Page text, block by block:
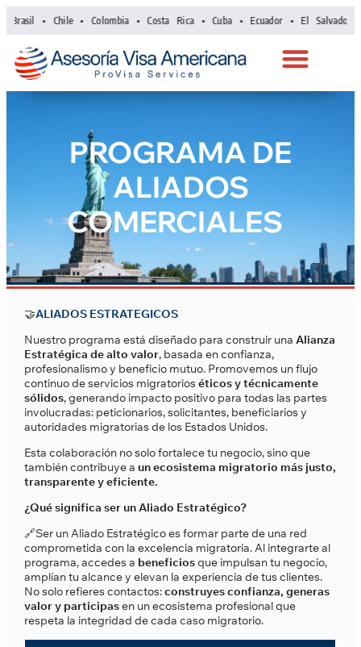
• Chile • Colombia • Costa Rica • Cuba • Ecuador • El Salvador •
PROGRAMA DE
ALIADOS
COMERCIALES
🤝ALIADOS ESTRATEGICOS
Nuestro programa está diseñado para construir unaAlianza
Estratégica de alto valor, basada en confianza,
profesionalismo y beneficio mutuo. Promovemos un flujo
continuo de servicios migratorioséticos y técnicamente
sólidos, generando impacto positivo para todas las partes
involucradas: peticionarios, solicitantes, beneficiarios y
autoridades migratorias de los Estados Unidos.
Esta colaboración no solo fortalece tu negocio, sino que
también contribuye a un ecosistema migratorio más justo,
transparente y eficiente.
¿Qué significa ser un Aliado Estratégico?
🔗Ser un Aliado Estratégico es formar parte de una red
comprometida con la excelencia migratoria. Al integrarte al
programa, accedes a beneficiosque impulsan tu negocio,
amplían tu alcance y elevan la experiencia de tus clientes.
No solo refieres contactos:construyes confianza, generas
valor y participasen un ecosistema profesional que
respeta la integridad de cada caso migratorio.